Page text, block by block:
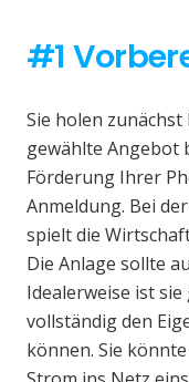
#1
Sie holen zunächst
gewählte Angebot
Förderung Ihrer
Anmeldung. Bei
spielt die
Die Anlage sollte
Idealerweise ist
vollständig den
können. Sie